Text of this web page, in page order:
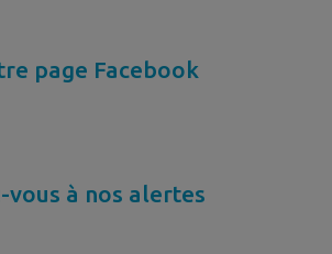
page Facebook
vous à nos alertes